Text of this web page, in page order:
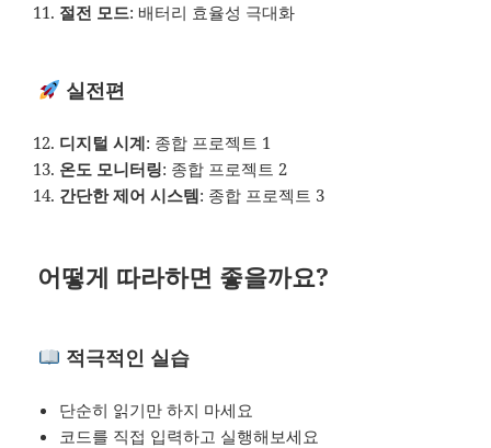
절전 모드: 배터리 효율성 극대화
실전편
디지털 시계: 종합 프로젝트 1
온도 모니터링: 종합 프로젝트 2
간단한 제어 시스템: 종합 프로젝트 3
어떻게 따라하면 좋을까요?
적극적인 실습
단순히 읽기만 하지 마세요
코드를 직접 입력하고 실행해보세요